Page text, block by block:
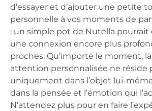
d’essayer et d’ajouter une petite
personnelle à vos moments de
: un simple pot de Nutella pourrait
une connexion encore plus
proches. Qu’importe le moment,
attention personnalisée ne réside
uniquement dans l’objet lui-
dans la pensée et l’émotion qui
N’attendez plus pour en faire